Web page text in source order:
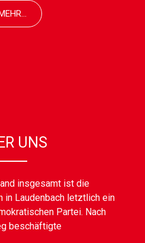
MEHR...
UNS
insgesamt ist die
in Laudenbach letztlich ein
Partei. Nach
beschäftigte